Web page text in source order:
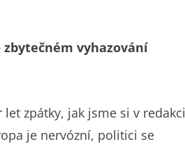
vyhazování
zpátky, jak jsme si v redakci
je nervózní, politici se